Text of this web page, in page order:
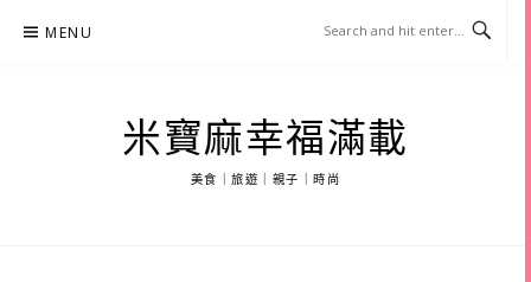
MENU
米寶麻幸福滿載
美食｜旅遊｜親子｜時尚